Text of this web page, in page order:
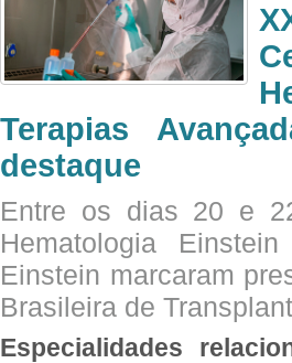
Terapias
destaque
Entre os dias 20 e
Hematologia
Einstein marcaram
Brasileira de
Especialidades